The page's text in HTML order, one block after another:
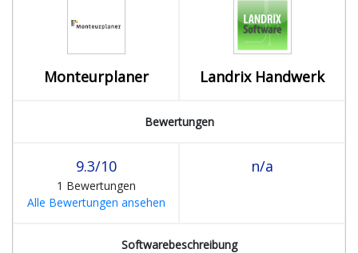
Monteurplaner Landrix Handwerk
Bewertungen
9.3/10
1 Bewertungen
Alle Bewertungen ansehen
n/a
Softwarebeschreibung